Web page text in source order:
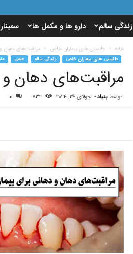
زندگی سالم دارو ها و مکمل ها
خانه دانستی های بیماران خاص مراقبت‌های دهان و
دانستی های بیماران خاص زندگی سالم علمی
مراقبت‌های دهان و
توسط بنیاد- جولای 24, 2024 733
0